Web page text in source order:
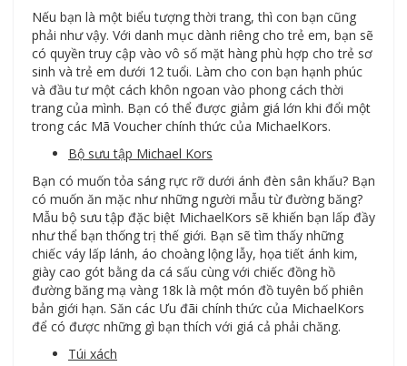
Nếu bạn là một biểu tượng thời trang, thì con bạn cũng
phải như vậy. Với danh mục dành riêng cho trẻ em, bạn sẽ
có quyền truy cập vào vô số mặt hàng phù hợp cho trẻ sơ
sinh và trẻ em dưới 12 tuổi. Làm cho con bạn hạnh phúc
và đầu tư một cách khôn ngoan vào phong cách thời
trang của mình. Bạn có thể được giảm giá lớn khi đổi một
trong các Mã Voucher chính thức của MichaelKors.
Bộ sưu tập Michael Kors
Bạn có muốn tỏa sáng rực rỡ dưới ánh đèn sân khấu? Bạn
có muốn ăn mặc như những người mẫu từ đường băng?
Mẫu bộ sưu tập đặc biệt MichaelKors sẽ khiến bạn lấp đầy
như thể bạn thống trị thế giới. Bạn sẽ tìm thấy những
chiếc váy lấp lánh, áo choàng lộng lẫy, họa tiết ánh kim,
giày cao gót bằng da cá sấu cùng với chiếc đồng hồ
đường băng mạ vàng 18k là một món đồ tuyên bố phiên
bản giới hạn. Săn các Ưu đãi chính thức của MichaelKors
để có được những gì bạn thích với giá cả phải chăng.
Túi xách